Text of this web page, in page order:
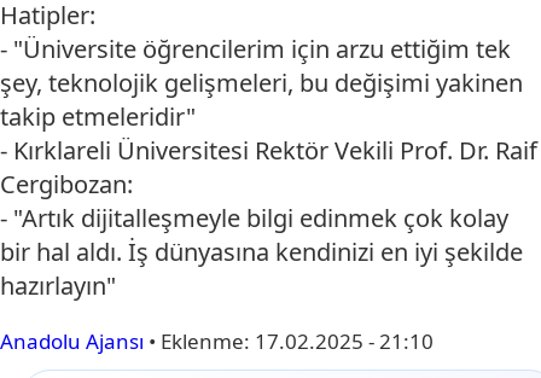
Hatipler:
- "Üniversite öğrencilerim için arzu ettiğim tek
şey, teknolojik gelişmeleri, bu değişimi yakinen
takip etmeleridir"
- Kırklareli Üniversitesi Rektör Vekili Prof. Dr. Raif
Cergibozan:
- "Artık dijitalleşmeyle bilgi edinmek çok kolay
bir hal aldı. İş dünyasına kendinizi en iyi şekilde
hazırlayın"
Anadolu Ajansı • Eklenme: 17.02.2025 - 21:10